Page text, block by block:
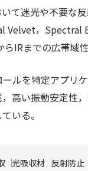
て迷光や不要な
Velvet，Spectral
IRまでの広帯域
ルを特定アプリ
高い振動安定性
いる。
光吸収材 反射防止